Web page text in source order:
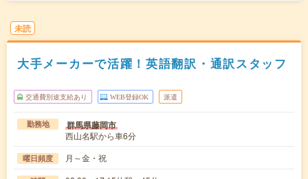
未読
大手メーカーで活躍！英語翻訳・通訳スタッフ
交通費別途支給あり WEB登録OK 派遣
勤務地 群馬県藤岡市
西山名駅から車6分
曜日頻度 月～金・祝